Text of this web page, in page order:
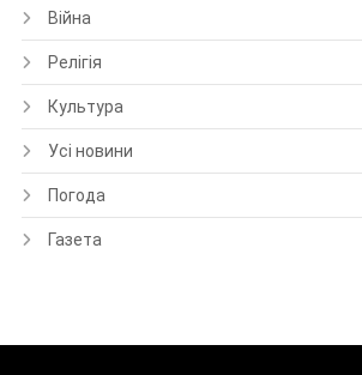
Війна
Релігія
Культура
Усі новини
Погода
Газета